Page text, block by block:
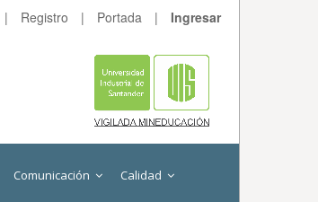
| Registro | Portada | Ingresar
Comunicación Calidad